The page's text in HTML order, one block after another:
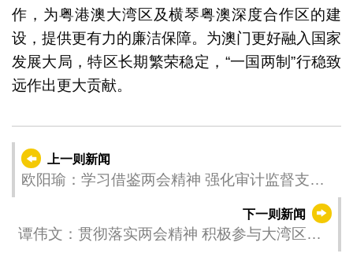
作，为粤港澳大湾区及横琴粤澳深度合作区的建
设，提供更有力的廉洁保障。为澳门更好融入国家
发展大局，特区长期繁荣稳定，“一国两制”行稳致
远作出更大贡献。
上一则新闻
欧阳瑜：学习借鉴两会精神 强化审计监督支持
下一则新闻
谭伟文：贯彻落实两会精神 积极参与大湾区建